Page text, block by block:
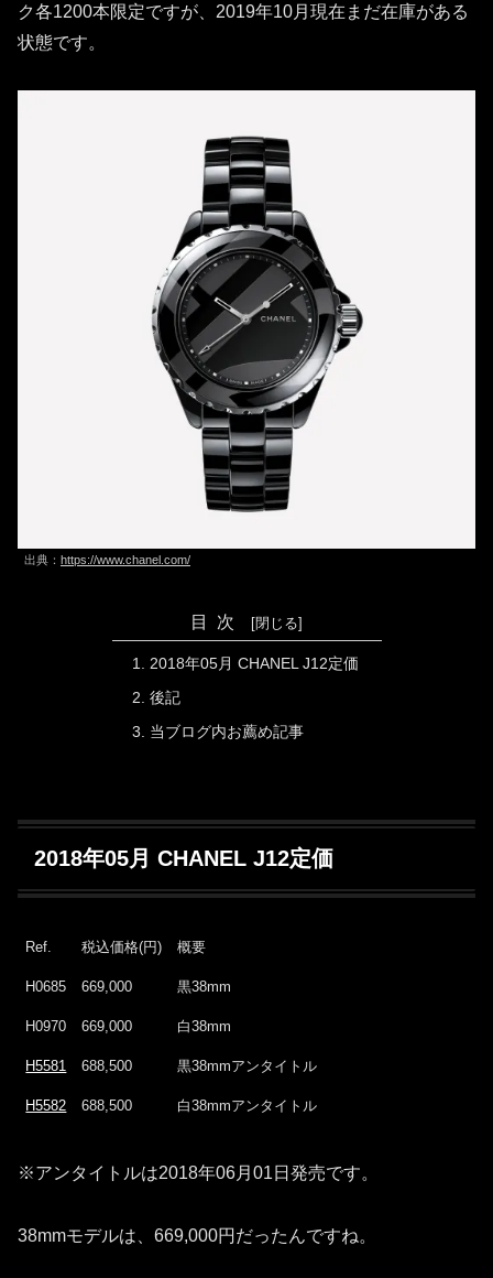
ク各1200本限定ですが、2019年10月現在まだ在庫がある
状態です。
出典： https://www.chanel.com/
目次
2018年05月 CHANEL J12定価
後記
当ブログ内お薦め記事
2018年05月 CHANEL J12定価
Ref. 税込価格(円) 概要
H0685 669,000 黒38mm
H0970 669,000 白38mm
H5581 688,500 黒38mmアンタイトル
H5582 688,500 白38mmアンタイトル
※アンタイトルは2018年06月01日発売です。
38mmモデルは、669,000円だったんですね。